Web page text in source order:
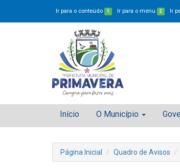
Ir para o conteúdo 1 Ir para o menu 2 Ir
Início O Município
Página Inicial Quadro de Avisos